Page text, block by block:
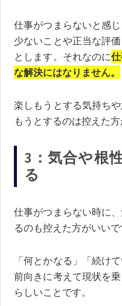
仕事がつまらないと感
少ないことや正当な評
とします。それなのに
な解決にはなりません。
楽しもうとする気持ち
もうとするのは控えた方
3：気合や根
る
仕事がつまらない時に
るのも控えた方がいいで
「何とかなる」「続け
前向きに考えて現状を
らしいことです。